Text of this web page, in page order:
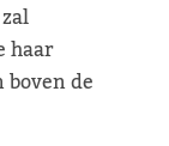
haar
de